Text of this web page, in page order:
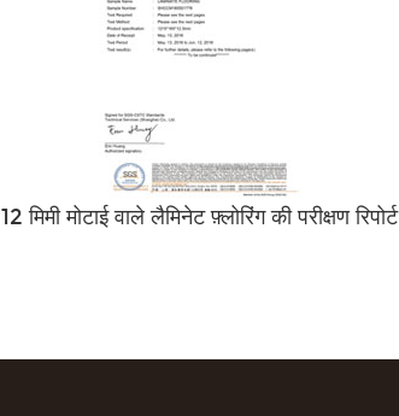
12 मिमी मोटाई वाले लैमिनेट फ़्लोरिंग की परीक्षण रिपोर्ट